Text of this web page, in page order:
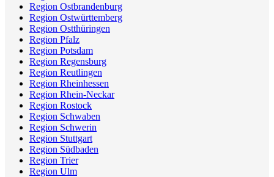
Region Ostbrandenburg
Region Ostwürttemberg
Region Ostthüringen
Region Pfalz
Region Potsdam
Region Regensburg
Region Reutlingen
Region Rheinhessen
Region Rhein-Neckar
Region Rostock
Region Schwaben
Region Schwerin
Region Stuttgart
Region Südbaden
Region Trier
Region Ulm